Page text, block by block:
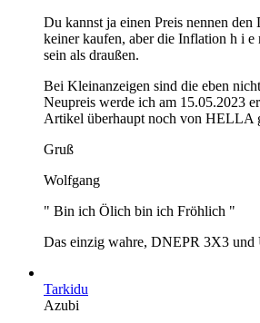
Du kannst ja einen Preis nennen
keiner kaufen, aber die Inflation h i e
sein als draußen.
Bei Kleinanzeigen sind die eben
Neupreis werde ich am 15.05.2023
Artikel überhaupt noch von HELLA
Gruß
Wolfgang
" Bin ich Ölich bin ich Fröhlich "
Das einzig wahre, DNEPR 3X3
Tarkidu
Azubi